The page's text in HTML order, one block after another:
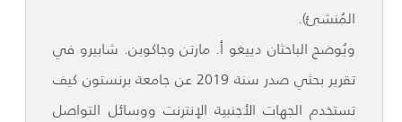
المُنشئ).
ويُوضح الباحثان دييغو أ. مارتن وجاكوبن. شابيرو في
تقرير بحثي صدر سنة 2019 عن جامعة برنستون كيف
تستخدم الجهات الأجنبية الإنترنت ووسائل التواصل